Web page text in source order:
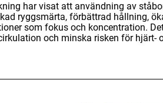
har visat att användning av
ryggsmärta, förbättrad hållning,
som fokus och koncentration.
och minska risken för hjärt-